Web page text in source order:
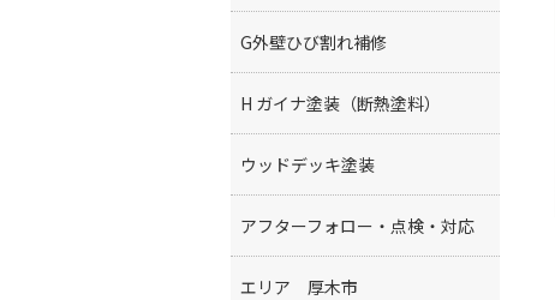
G外壁ひび割れ補修
H ガイナ塗装（断熱塗料）
ウッドデッキ塗装
アフターフォロー・点検・対応
エリア 厚木市